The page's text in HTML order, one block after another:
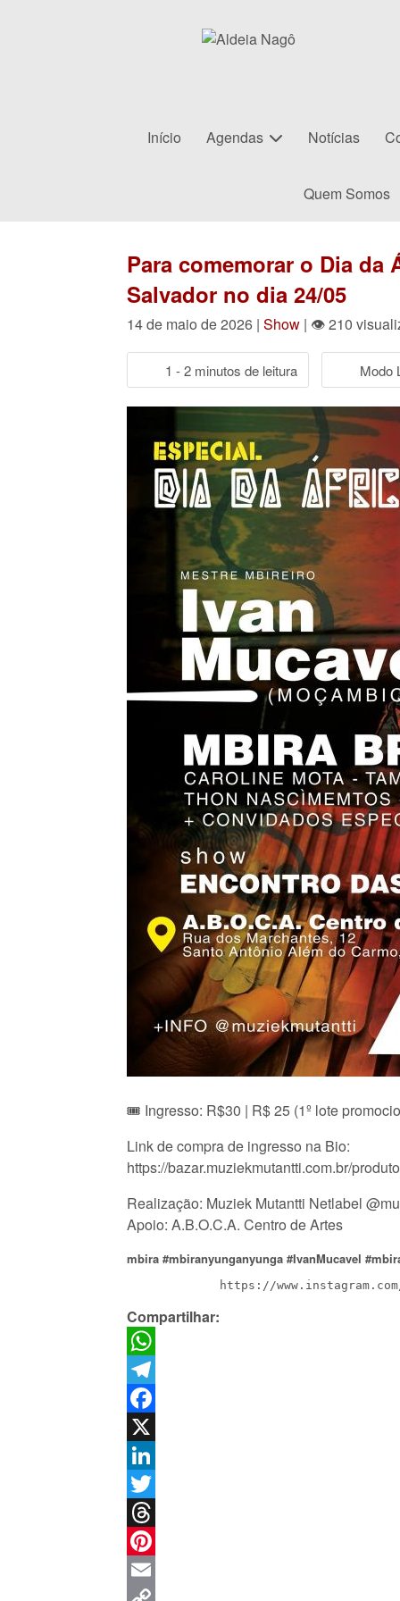
Início Agendas Notícias
Quem Somos
Para comemorar o Dia da
Salvador no dia 24/05
14 de maio de 2026 | Show | 👁 210
1 - 2 minutos de leitura Modo
🎟️ Ingresso: R$30 | R$ 25 (1º lote
Link de compra de ingresso na Bio:
https://bazar.muziekmutantti.com.br/
Realização: Muziek Mutantti Netlabel
Apoio: A.B.O.C.A. Centro de Artes
mbira #mbiranyunganyunga #IvanMucavel
https://
Compartilhar:
WhatsApp
Telegram
Facebook
X
LinkedIn
Twitter
Threads
Pinterest